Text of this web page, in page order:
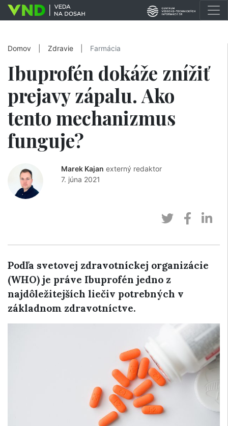
Domov Zdravie Farmácia
Ibuprofén dokáže znížiť
prejavy zápalu. Ako
tento mechanizmus
funguje?
Marek Kajan externý redaktor
7. júna 2021
Podľa svetovej zdravotníckej organizácie
(WHO) je práve Ibuprofén jedno z
najdôležitejších liečiv potrebných v
základnom zdravotníctve.